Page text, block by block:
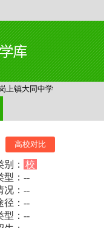
上镇大同中学
高校对比
： 校
型：--
况：--
径：--
型：--